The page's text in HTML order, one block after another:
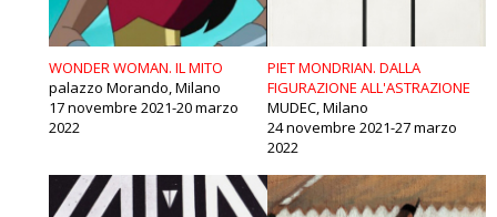
WONDER WOMAN. IL MITO
palazzo Morando, Milano
17 novembre 2021-20 marzo
2022
PIET MONDRIAN. DALLA
FIGURAZIONE ALL'ASTRAZIONE
MUDEC, Milano
24 novembre 2021-27 marzo
2022